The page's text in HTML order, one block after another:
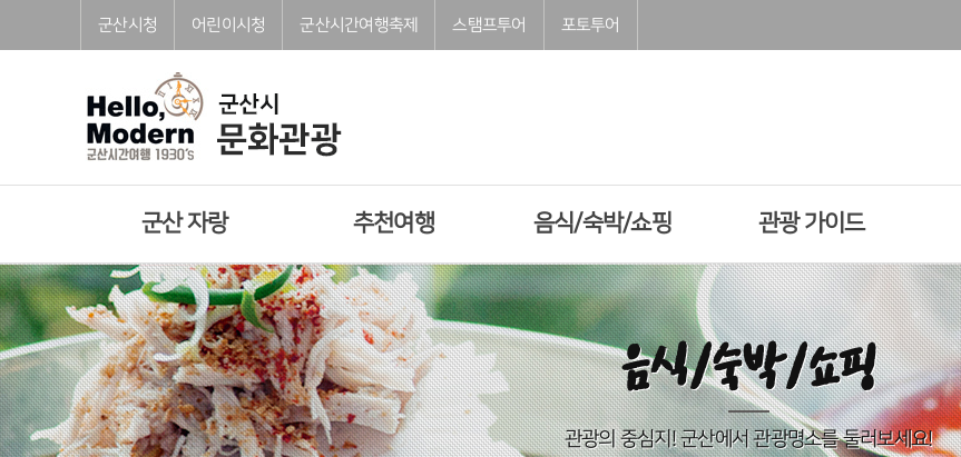
군산시청 어린이시청 군산시간여행축제 스탬프투어 포토투어
군산 자랑 추천여행 음식/숙박/쇼핑 관광 가이드
음식/숙박/쇼핑
관광의 중심지! 군산에서 관광명소를 둘러보세요!